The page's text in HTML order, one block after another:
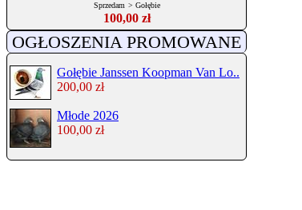
Sprzedam > Gołębie
100,00 zł
OGŁOSZENIA PROMOWANE
Gołębie Janssen Koopman Van Lo..
200,00 zł
Młode 2026
100,00 zł